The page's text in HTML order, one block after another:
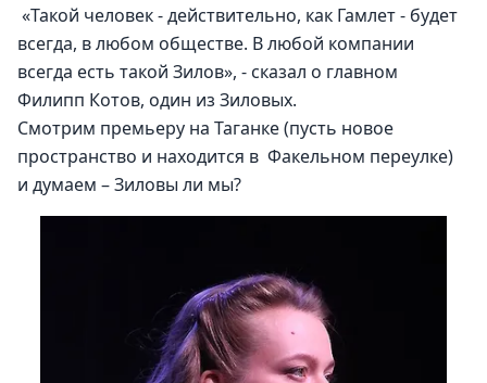
«Такой человек - действительно, как Гамлет - будет
всегда, в любом обществе. В любой компании
всегда есть такой Зилов», - сказал о главном
Филипп Котов, один из Зиловых.
Смотрим премьеру на Таганке (пусть новое
пространство и находится в  Факельном переулке)
и думаем – Зиловы ли мы?